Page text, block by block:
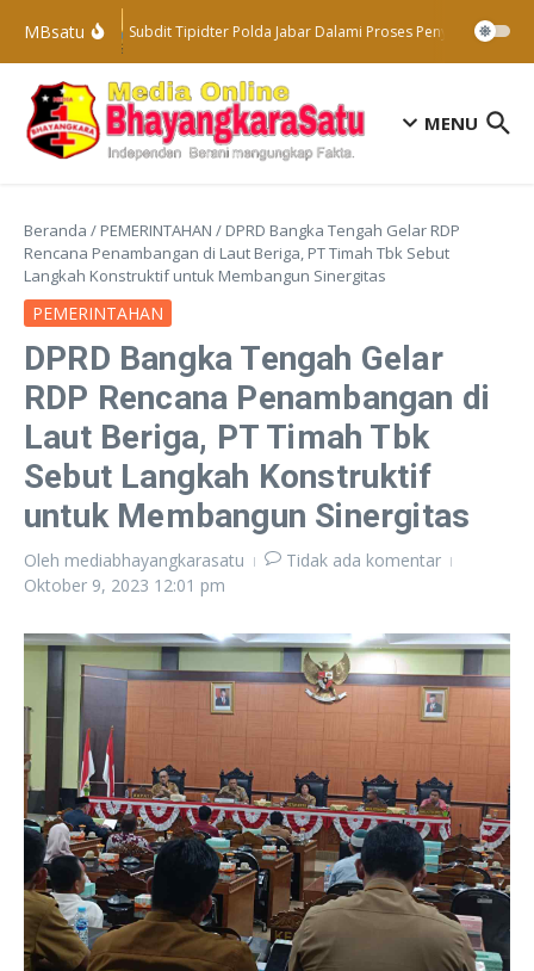
Lewati ke konten
MBsatu
Subdit Tipidter Polda Jabar Dalami Proses Penyelidikan
MENU
Beranda / PEMERINTAHAN / DPRD Bangka Tengah Gelar RDP
Rencana Penambangan di Laut Beriga, PT Timah Tbk Sebut
Langkah Konstruktif untuk Membangun Sinergitas
PEMERINTAHAN
DPRD Bangka Tengah Gelar
RDP Rencana Penambangan di
Laut Beriga, PT Timah Tbk
Sebut Langkah Konstruktif
untuk Membangun Sinergitas
Oleh mediabhayangkarasatu
Tidak ada komentar
Oktober 9, 2023 12:01 pm